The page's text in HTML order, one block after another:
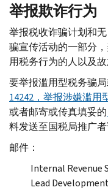
举报欺诈行为
举报税收诈骗计划和
骗宣传活动的一部分
用税务行为的人以​​及
要举报滥用型税务骗
14242，举报涉嫌滥用
或者邮寄或传真填妥的
料发送至国税局推广者
邮件：
Internal Revenue
Lead